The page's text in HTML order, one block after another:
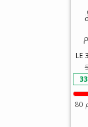
LE
80 من 100 تم